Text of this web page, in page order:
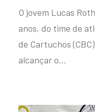
O jovem Lucas
anos, do time de
de Cartuchos
alcançar o…